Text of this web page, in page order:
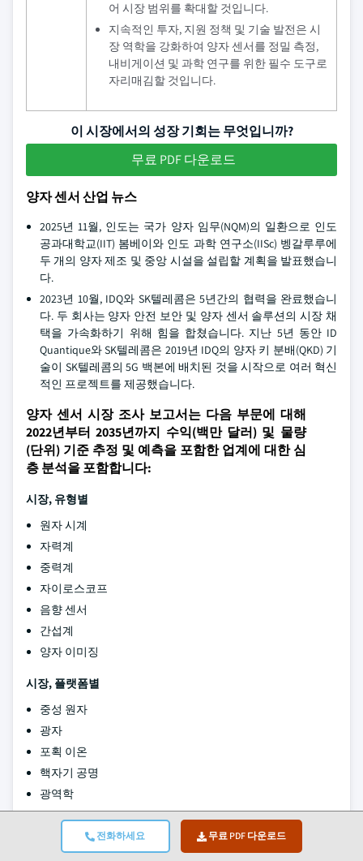
전화하세요 무료 PDF 다운로드
어 시장 범위를 확대할 것입니다.
지속적인 투자, 지원 정책 및 기술 발전은 시
장 역학을 강화하여 양자 센서를 정밀 측정,
내비게이션 및 과학 연구를 위한 필수 도구로
자리매김할 것입니다.
이 시장에서의 성장 기회는 무엇입니까?
무료 PDF 다운로드
양자 센서 산업 뉴스
2025년 11월, 인도는 국가 양자 임무(NQM)의 일환으로 인도
공과대학교(IIT) 봄베이와 인도 과학 연구소(IISc) 벵갈루루에
두 개의 양자 제조 및 중앙 시설을 설립할 계획을 발표했습니
다.
2023년 10월, IDQ와 SK텔레콤은 5년간의 협력을 완료했습니
다. 두 회사는 양자 안전 보안 및 양자 센서 솔루션의 시장 채
택을 가속화하기 위해 힘을 합쳤습니다. 지난 5년 동안 ID
Quantique와 SK텔레콤은 2019년 IDQ의 양자 키 분배(QKD) 기
술이 SK텔레콤의 5G 백본에 배치된 것을 시작으로 여러 혁신
적인 프로젝트를 제공했습니다.
양자 센서 시장 조사 보고서는 다음 부문에 대해
2022년부터 2035년까지 수익(백만 달러) 및 물량
(단위) 기준 추정 및 예측을 포함한 업계에 대한 심
층 분석을 포함합니다:
시장, 유형별
원자 시계
자력계
중력계
자이로스코프
음향 센서
간섭계
양자 이미징
시장, 플랫폼별
중성 원자
광자
포획 이온
핵자기 공명
광역학
시장, 최종 사용별
항공 우주 및 방위